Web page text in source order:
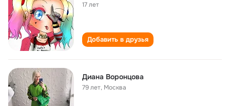
17 лет
Добавить в друзья
Диана Воронцова
79 лет, Москва